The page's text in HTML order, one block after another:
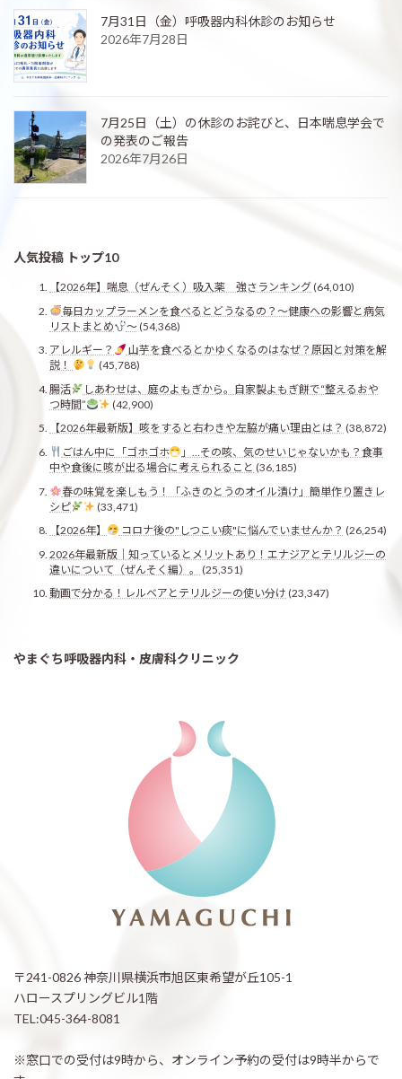
7月31日（金）呼吸器内科休診のお知らせ
2026年7月28日
7月25日（土）の休診のお詫びと、日本喘息学会で
の発表のご報告
2026年7月26日
人気投稿 トップ10
【2026年】喘息（ぜんそく）吸入薬 強さランキング(64,010)
毎日カップラーメンを食べるとどうなるの？〜健康への影響と病気
リストまとめ
〜(54,368)
アレルギー？
山芋を食べるとかゆくなるのはなぜ？原因と対策を解
説！
(45,788)
腸活
しあわせは、庭のよもぎから。自家製よもぎ餅で“整えるおや
つ時間”
(42,900)
【2026年最新版】咳をすると右わきや左脇が痛い理由とは？ (38,872)
ごはん中に「ゴホゴホ
」…その咳、気のせいじゃないかも？食事
中や食後に咳が出る場合に考えられること (36,185)
春の味覚を楽しもう！「ふきのとうのオイル漬け」簡単作り置きレ
シピ
(33,471)
【2026年】
コロナ後の"しつこい痰"に悩んでいませんか？ (26,254)
2026年最新版｜知っているとメリットあり！エナジアとテリルジーの
違いについて（ぜんそく編）。
(25,351)
動画で分かる！レルベアとテリルジーの使い分け (23,347)
やまぐち呼吸器内科・皮膚科クリニック
〒241-0826 神奈川県横浜市旭区東希望が丘105-1
ハロースプリングビル1階
TEL:045-364-8081
※窓口での受付は9時から、オンライン予約の受付は9時半からで